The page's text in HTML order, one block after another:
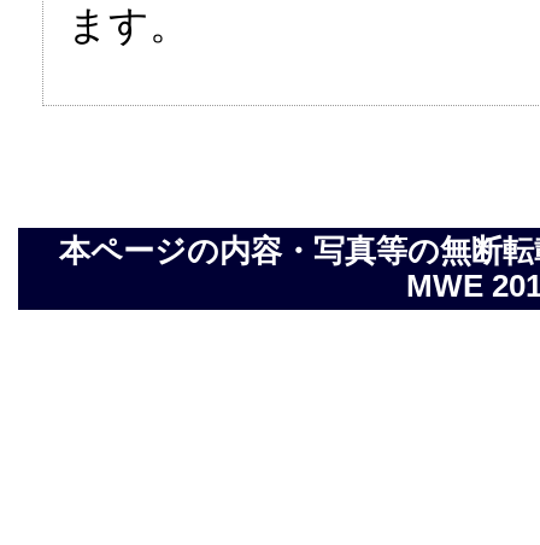
ます。
本ページの内容・写真等の無断
MWE